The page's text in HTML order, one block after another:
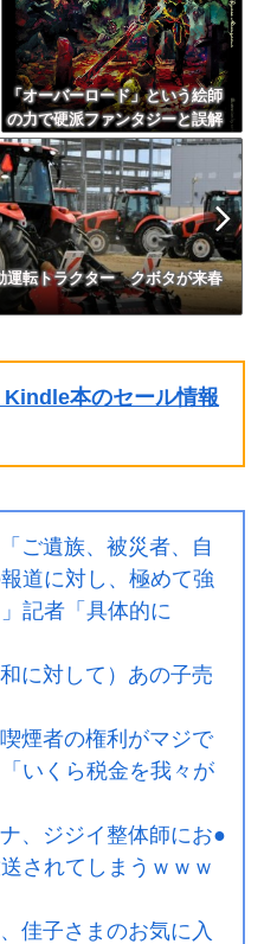
「オーバーロード」という絵師
の力で硬派ファンタジーと誤解
させ人気出たなろう作品ｗｗｗ
ｗｗｗｗｗｗ
運転トラクター クボタが来春
Kindle本のセール情報
ご遺族、被災者、自
道に対し、極めて強
記者「具体的に
に対して）あの子売
煙者の権利がマジで
いくら税金を我々が
、ジジイ整体師にお●
されてしまうｗｗｗ
佳子さまのお気に入